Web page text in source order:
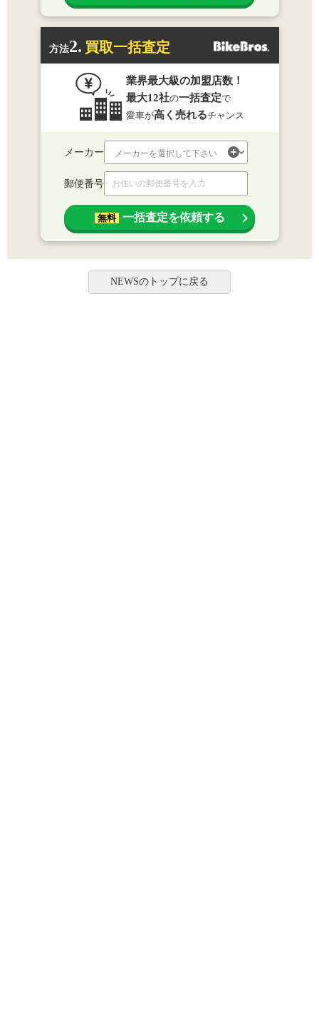
方法2. 買取一括査定
業界最大級の加盟店数！
最大12社の一括査定で
愛車が高く売れるチャンス
メーカー
郵便番号
無料 一括査定を依頼する
NEWSのトップに戻る